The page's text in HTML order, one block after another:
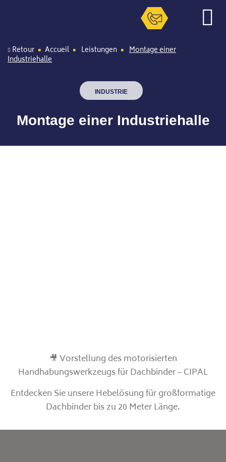
Retour Accueil Leistungen
Montage einer
Industriehalle
INDUSTRIE
Montage einer Industriehalle
🎥 Vorstellung des motorisierten
Handhabungswerkzeugs für Dachbinder – CIPAL
Entdecken Sie unsere Hebelösung für großformatige
Dachbinder bis zu 20 Meter Länge.